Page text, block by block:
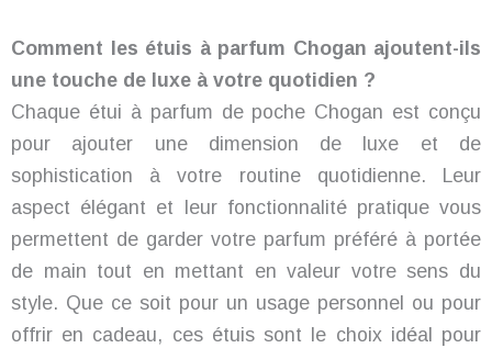
Comment les étuis à parfum Chogan ajoutent-ils
une touche de luxe à votre quotidien ?
Chaque étui à parfum de poche Chogan est conçu
pour ajouter une dimension de luxe et de
sophistication à votre routine quotidienne. Leur
aspect élégant et leur fonctionnalité pratique vous
permettent de garder votre parfum préféré à portée
de main tout en mettant en valeur votre sens du
style. Que ce soit pour un usage personnel ou pour
offrir en cadeau, ces étuis sont le choix idéal pour